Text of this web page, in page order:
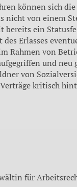
können sich
nicht von einem
bereits ein
Erlasses
Rahmen von
und neu
von
kritisch
für